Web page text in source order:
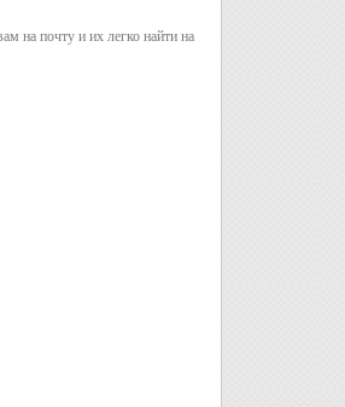
на почту и их легко найти на